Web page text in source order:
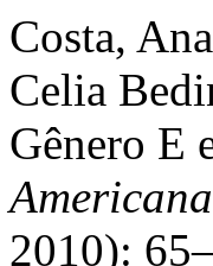
Costa,
Celia
Gênero E
2010):